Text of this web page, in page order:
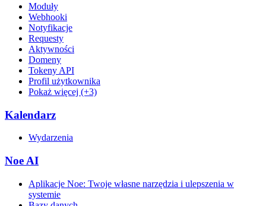
Moduły
Webhooki
Notyfikacje
Requesty
Aktywności
Domeny
Tokeny API
Profil użytkownika
Pokaż więcej (+3)
Kalendarz
Wydarzenia
Noe AI
Aplikacje Noe: Twoje własne narzędzia i ulepszenia w
systemie